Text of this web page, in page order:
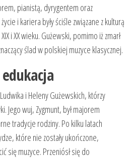
pianistą, dyrygentem oraz
i kariera były ściśle związane z kulturą
i XX wieku. Gużewski, pomimo iż zmarł
ślad w polskiej muzyce klasycznej.
i Heleny Gużewskich, którzy
Jego wuj, Zygmunt, był majorem
tradycje rodziny. Po kilku latach
które nie zostały ukończone,
się muzyce. Przeniósł się do